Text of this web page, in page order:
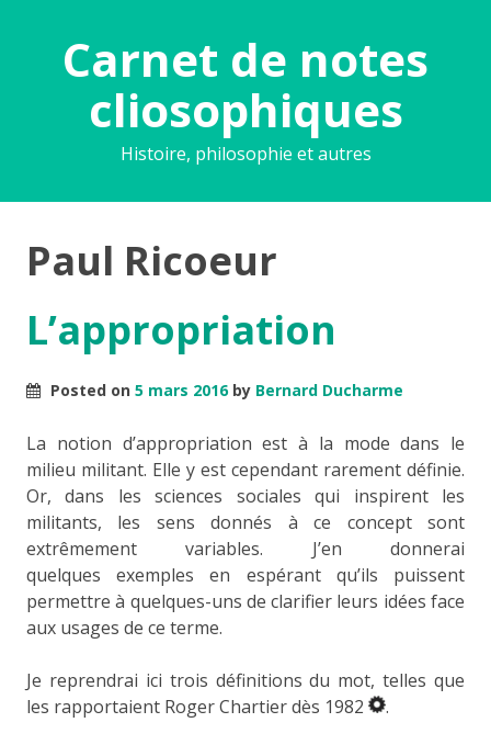
Carnet de notes
cliosophiques
Histoire, philosophie et autres
Paul Ricoeur
L’appropriation
Posted on 5 mars 2016by Bernard Ducharme
La notion d’appropriation est à la mode dans le
milieu militant. Elle y est cependant rarement définie.
Or, dans les sciences sociales qui inspirent les
militants, les sens donnés à ce concept sont
extrêmement variables. J’en donnerai
quelques exemples en espérant qu’ils puissent
permettre à quelques-uns de clarifier leurs idées face
aux usages de ce terme.
Je reprendrai ici trois définitions du mot, telles que
les rapportaient Roger Chartier dès 1982
.